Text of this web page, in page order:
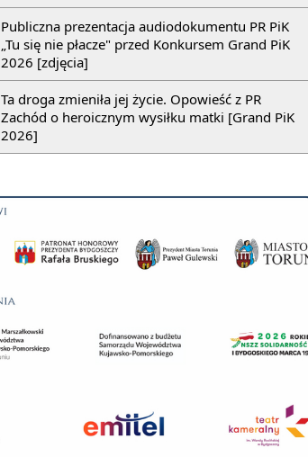
Publiczna prezentacja audiodokumentu PR PiK
„Tu się nie płacze" przed Konkursem Grand PiK
2026 [zdjęcia]
Ta droga zmieniła jej życie. Opowieść z PR
Zachód o heroicznym wysiłku matki [Grand PiK
2026]